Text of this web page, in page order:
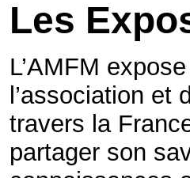
Les
L’AMFM
l’association et
travers la
partager son